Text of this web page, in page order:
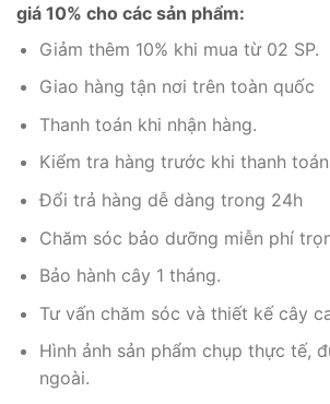
giá 10% cho các sản phẩm:
Giảm thêm 10% khi mua từ 02 SP.
Giao hàng tận nơi trên toàn quốc
Thanh toán khi nhận hàng.
Kiểm tra hàng trước khi thanh
Đổi trả hàng dễ dàng trong 24h
Chăm sóc bảo dưỡng miễn phí
Bảo hành cây 1 tháng.
Tư vấn chăm sóc và thiết kế cây
Hình ảnh sản phẩm chụp thực tế,
ngoài.